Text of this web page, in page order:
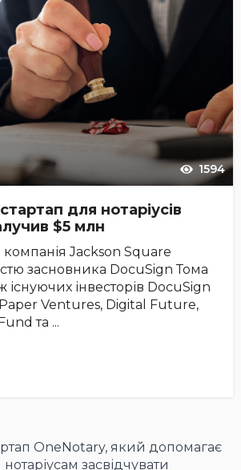
1594
для нотаріусів
$5 млн
Jackson Square
засновника DocuSign Тома
існуючих інвесторів DocuSign
Ventures, Digital Future,
та ...
OneNotary, який допомагає
засвідчувати